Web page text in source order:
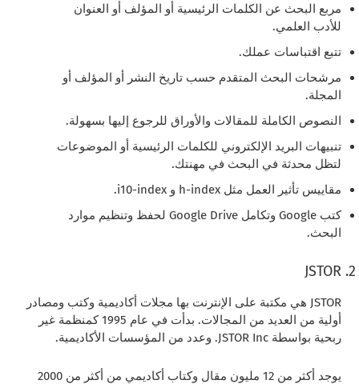
مربع البحث عن الكلمات الرئيسية أو المؤلف أو العنوان
للأدب العلمي.
تتبع اقتباسات عملك.
مرشحات البحث المتقدم حسب تاريخ النشر أو المؤلف أو
المجلة.
النصوص الكاملة للمقالات والأوراق للرجوع إليها بسهولة.
تنبيهات البريد الإلكتروني للكلمات الرئيسية أو الموضوعات
لتظل محدثة في البحث في مهنتك.
مقاييس تأثير العمل مثل h-index و i10-index.
كتب Google وتكامل Google Drive لحفظ وتنظيم موارد
البحث.
JSTOR
JSTOR هي مكتبة على الإنترنت بها مجلات أكاديمية وكتب ومصادر
أولية من العديد من المجالات. بدأت في عام 1995 كمنظمة غير
ربحية بواسطة JSTOR Inc. وعدد من المؤسسات الأكاديمية.
يوجد أكثر من 12 مليون مقال وكتاب أكاديمي من أكثر من 2000